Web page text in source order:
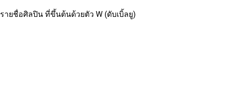
รายชื่อศิลปิน ที่ขึ้นต้นด้วยตัว W (ดับเบิ้ลยู)